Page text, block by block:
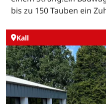
bis zu 150 Tauben ein
Kall